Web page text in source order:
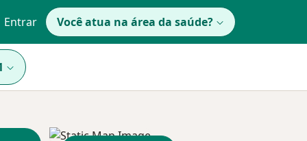
Entrar Você atua na área da saúde?